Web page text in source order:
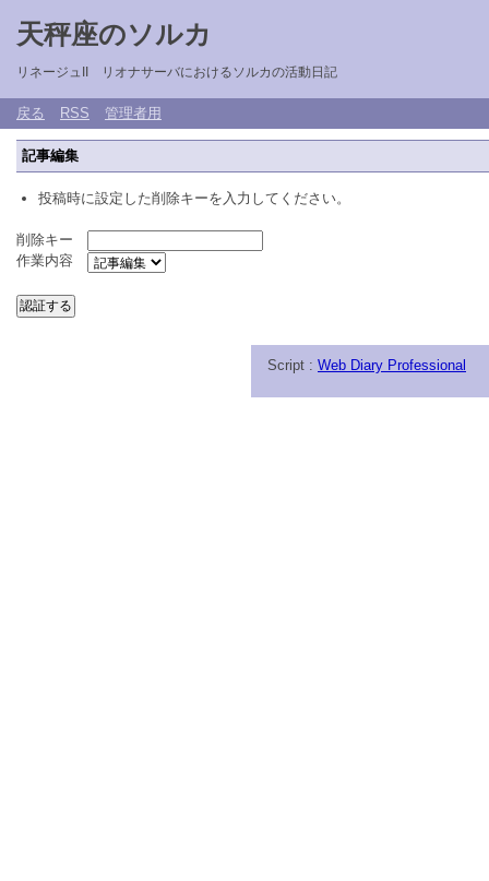
天秤座のソルカ
リネージュII リオナサーバにおけるソルカの活動日記
戻る RSS 管理者用
記事編集
投稿時に設定した削除キーを入力してください。
削除キー
作業内容
Script : Web Diary Professional